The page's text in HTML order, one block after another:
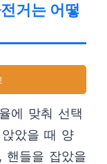
거는 어떻
에 맞춰 선택
았을 때 양
핸들을 잡았을